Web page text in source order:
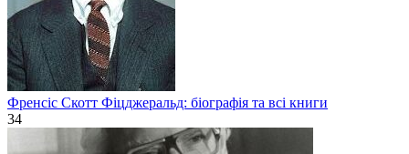
Френсіс Скотт Фіцджеральд: біографія та всі книги
34